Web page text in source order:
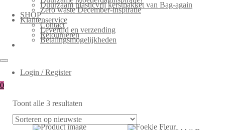
Duurzaam plasticvrij kerstpakket van Bag-again
Zero waste December-inspiratie
SHOP
Klantenservice
Contact
Levertijd en verzending
Retourneren
Betalingsmogelijkheden
Login / Register
0
Toont alle 3 resultaten